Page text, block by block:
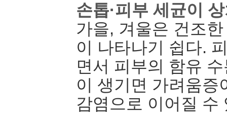
손톱·피부 세균이
가을, 겨울은 건조
이 나타나기 쉽다.
면서 피부의 함유
이 생기면 가려움증
감염으로 이어질 수